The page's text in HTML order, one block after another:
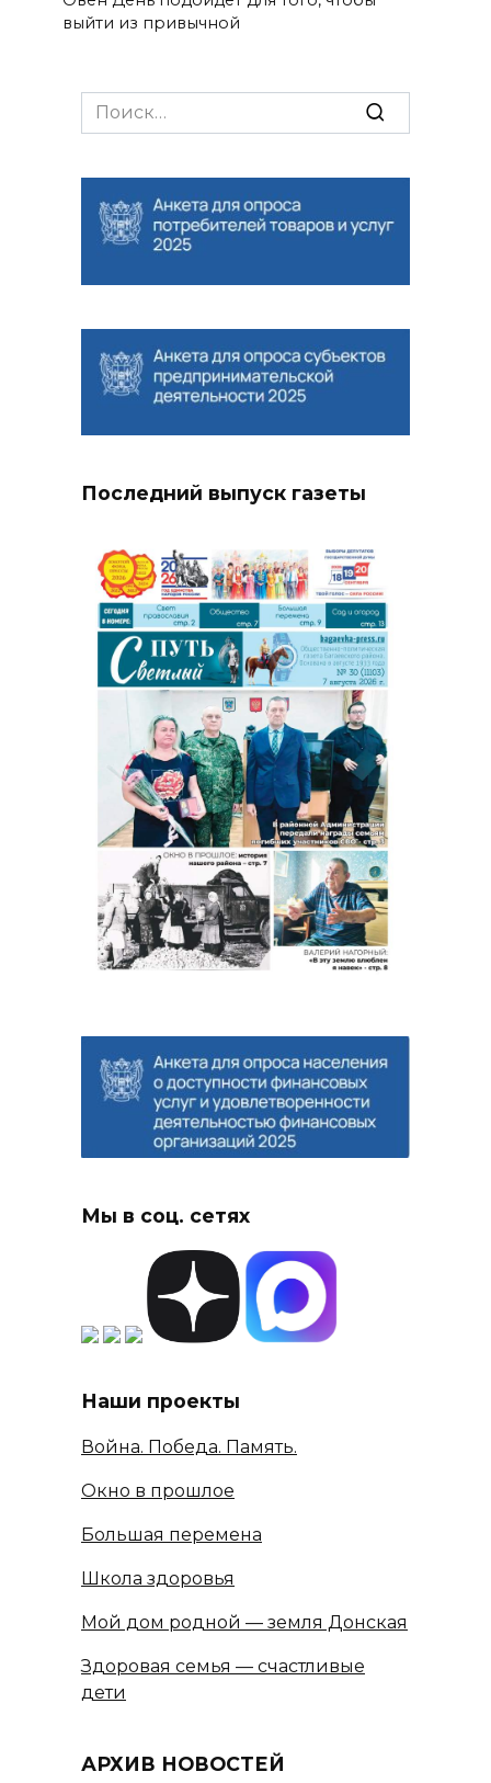
выйти из привычной
Search
for:
Последний выпуск газеты
Мы в соц. сетях
Наши проекты
Война. Победа. Память.
Окно в прошлое
Большая перемена
Школа здоровья
Мой дом родной — земля Донская
Здоровая семья — счастливые
дети
АРХИВ НОВОСТЕЙ